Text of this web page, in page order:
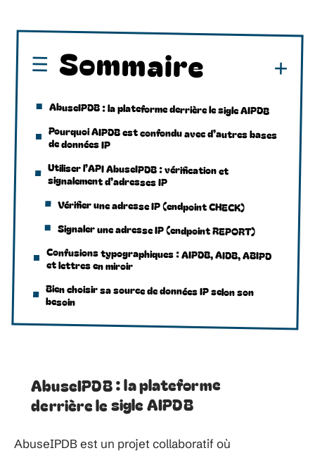
Sommaire
AbuseIPDB : la plateforme derrière le sigle AIPDB
Pourquoi AIPDB est confondu avec d’autres bases
de données IP
Utiliser l’API AbuseIPDB : vérification et
signalement d’adresses IP
Vérifier une adresse IP (endpoint CHECK)
Signaler une adresse IP (endpoint REPORT)
Confusions typographiques : AIPDB, AIDB, ABIPD
et lettres en miroir
Bien choisir sa source de données IP selon son
besoin
AbuseIPDB : la plateforme
derrière le sigle AIPDB
AbuseIPDB est un projet collaboratif où